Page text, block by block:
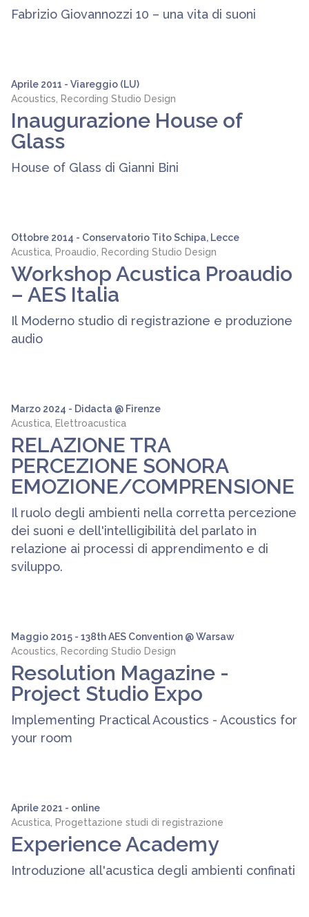
Fabrizio Giovannozzi 10 – una vita di suoni
Aprile 2011 - Viareggio (LU)
Acoustics, Recording Studio Design
Inaugurazione House of
Glass
House of Glass di Gianni Bini
Ottobre 2014 - Conservatorio Tito Schipa, Lecce
Acustica, Proaudio, Recording Studio Design
Workshop Acustica Proaudio
– AES Italia
Il Moderno studio di registrazione e produzione
audio
Marzo 2024 - Didacta @ Firenze
Acustica, Elettroacustica
RELAZIONE TRA
PERCEZIONE SONORA
EMOZIONE/COMPRENSIONE
Il ruolo degli ambienti nella corretta percezione
dei suoni e dell'intelligibilità del parlato in
relazione ai processi di apprendimento e di
sviluppo.
Maggio 2015 - 138th AES Convention @ Warsaw
Acoustics, Recording Studio Design
Resolution Magazine -
Project Studio Expo
Implementing Practical Acoustics - Acoustics for
your room
Aprile 2021 - online
Acustica, Progettazione studi di registrazione
Experience Academy
Introduzione all'acustica degli ambienti confinati